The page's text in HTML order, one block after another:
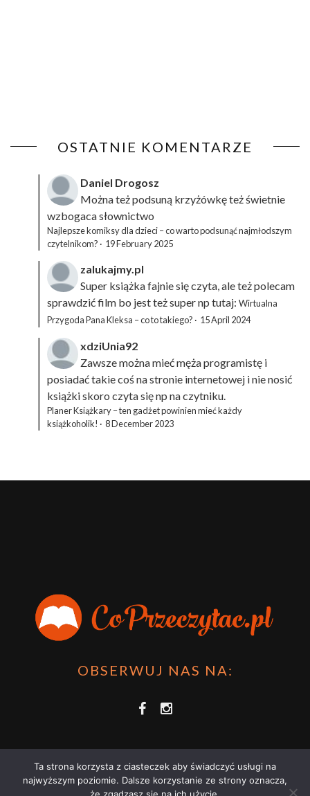
OSTATNIE KOMENTARZE
Daniel Drogosz
Można też podsuną krzyżówkęteż świetnie
wzbogaca słownictwo
Najlepsze komiksy dla dzieci – co warto podsunąć najmłodszym
czytelnikom? · 19 February 2025
zalukajmy.pl
Super książka fajnie się czyta, ale też polecam
sprawdzić film bo jest też super np tutaj: Wirtualna
Przygoda Pana Kleksa – co to takiego? · 15 April 2024
xdziUnia92
Zawsze można mieć męża programistę i
posiadać takie coś na stronie internetowej i nie nosić
książki skoro czyta się np na czytniku.
Planer Książkary – ten gadżet powinien mieć każdy
książkoholik! · 8 December 2023
OBSERWUJ NAS NA:
Ta strona korzysta z ciasteczek aby świadczyć usługi na
najwyższym poziomie. Dalsze korzystanie ze strony oznacza,